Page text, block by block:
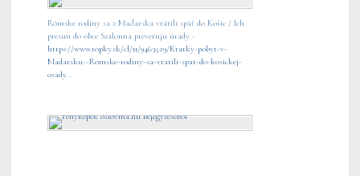
Rómske rodiny sa z Maďarska vrátili späť do Košíc / Ich
presun do obce Szalonna preverujú úrady -
https://www.topky.sk/cl/11/9463529/Kratky-pobyt-v-
Madarsku--Romske-rodiny-sa-vratili-spat-do-kosickej-
osady...